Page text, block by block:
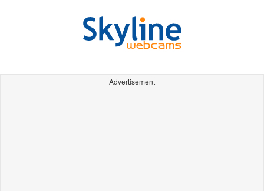
Advertisement